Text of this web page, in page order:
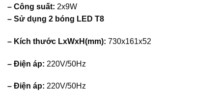
– Công suất: 2x9W
– Sử dụng 2 bóng LED T8
– Kích thước LxWxH(mm): 730x161x52
– Điện áp: 220V/50Hz
– Điện áp: 220V/50Hz